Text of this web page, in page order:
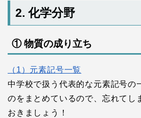
2. 化学分野
① 物質の成り立ち
（1）元素記号一覧
中学校で扱う代表的な元素記号の
のをまとめているので、忘れてし
おきましょう！